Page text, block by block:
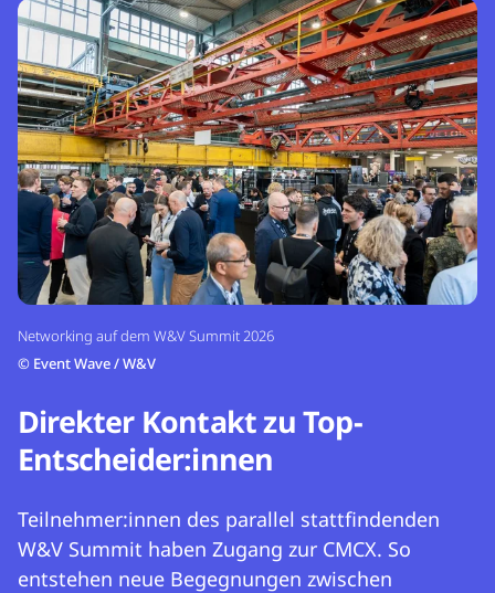
Networking auf dem W&V Summit 2026
© Event Wave / W&V
Direkter Kontakt zu Top-
Entscheider:innen
Teilnehmer:innen des parallel stattfindenden
W&V Summit haben Zugang zur CMCX. So
entstehen neue Begegnungen zwischen